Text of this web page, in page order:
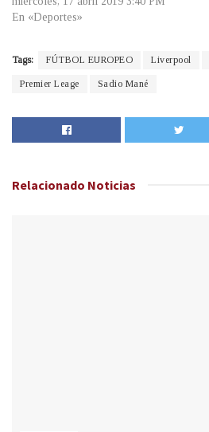
En «Deportes»
Tags: FÚTBOL EUROPEO Liverpool
Premier Leage Sadio Mané
Relacionado Noticias